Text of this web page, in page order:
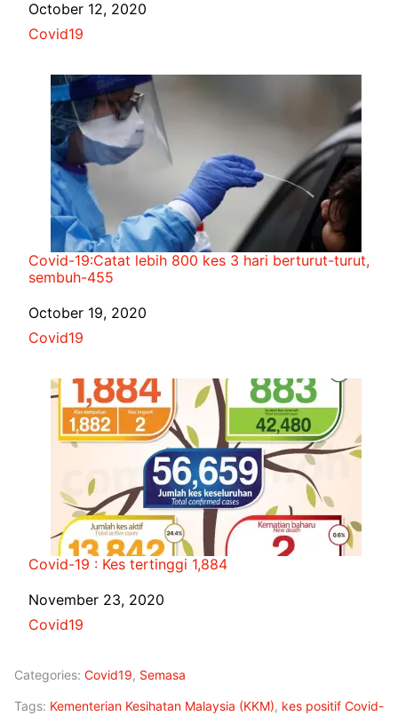
Date
October 12, 2020
In relation to
Covid19
Covid-19:Catat lebih 800 kes 3 hari berturut-turut,
sembuh-455
Date
October 19, 2020
In relation to
Covid19
Covid-19 : Kes tertinggi 1,884
Date
November 23, 2020
In relation to
Covid19
Categories: Covid19, Semasa
Tags: Kementerian Kesihatan Malaysia (KKM), kes positif Covid-